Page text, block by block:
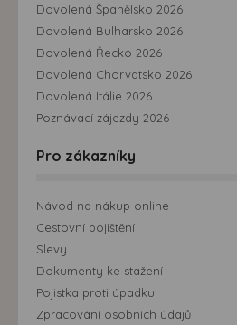
Dovolená Španělsko 2026
Dovolená Bulharsko 2026
Dovolená Řecko 2026
Dovolená Chorvatsko 2026
Dovolená Itálie 2026
Poznávací zájezdy 2026
Pro zákazníky
Návod na nákup online
Cestovní pojištění
Slevy
Dokumenty ke stažení
Pojistka proti úpadku
Zpracování osobních údajů